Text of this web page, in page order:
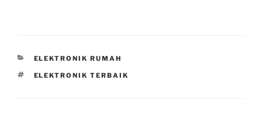
CATEGORIES
ELEKTRONIK RUMAH
TAGS
ELEKTRONIK TERBAIK